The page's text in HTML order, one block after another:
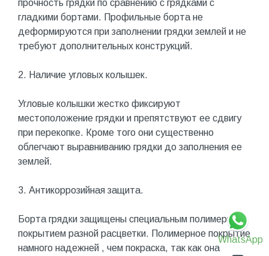
WhatsApp
прочность грядки по сравнению с грядками с
гладкими бортами. Профильные борта не
деформируются при заполнении грядки землей и не
требуют дополнительных конструкций.
2. Наличие угловых колышек.
Угловые колышки жестко фиксируют
местоположение грядки и препятствуют ее сдвигу
при перекопке. Кроме того они существенно
облегчают выравниванию грядки до заполнения ее
землей.
3. Антикоррозийная защита.
Борта грядки защищены специальным полимерным
покрытием разной расцветки. Полимерное покрытие
намного надежней , чем покраска, так как она